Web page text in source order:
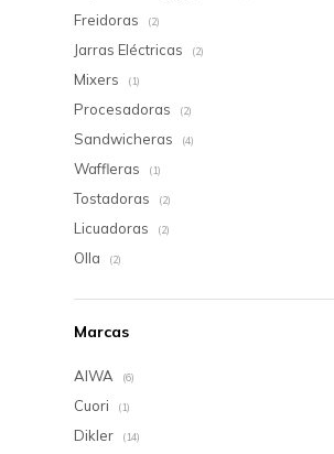
Freidoras (2)
Jarras Eléctricas (2)
Mixers (1)
Procesadoras (2)
Sandwicheras (4)
Waffleras (1)
Tostadoras (2)
Licuadoras (2)
Olla (2)
Marcas
AIWA (6)
Cuori (1)
Dikler (14)